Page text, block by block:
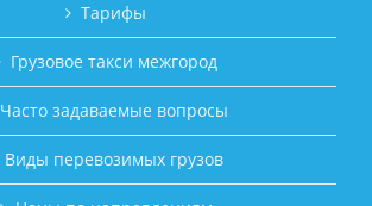
Тарифы
Грузовое такси межгород
Часто задаваемые вопросы
Виды перевозимых грузов